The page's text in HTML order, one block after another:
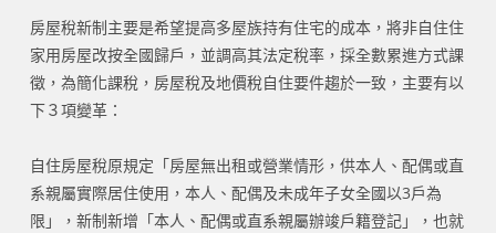
房屋稅新制主要是希望提高多屋族持有住宅的成本，將非自住住
家用房屋改按全國歸戶，並調高其法定稅率，採全數累進方式課
徵，為簡化課稅，房屋稅及地價稅自住要件趨於一致，主要有以
下３項變革：
自住房屋稅原規定「房屋無出租或營業情形，供本人、配偶或直
系親屬實際居住使用，本人、配偶及未成年子女全國以3戶為
限」，新制新增「本人、配偶或直系親屬辦竣戶籍登記」，也就